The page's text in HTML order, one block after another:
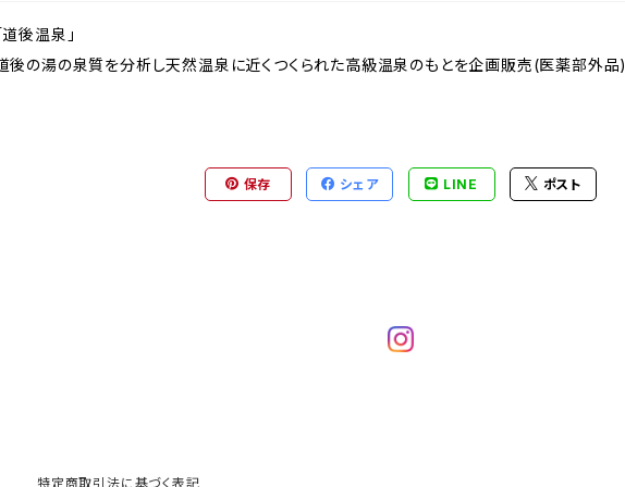
後温泉」
後の湯の泉質を分析し天然温泉に近くつくられた高級温泉のもとを企画販売(医薬部外品)
保存 シェア LINE ポスト
特定商取引法に基づく表記